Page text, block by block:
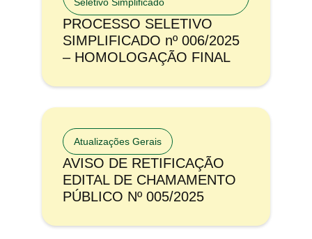
Seletivo Simplificado
PROCESSO SELETIVO
SIMPLIFICADO nº 006/2025
– HOMOLOGAÇÃO FINAL
Atualizações Gerais
AVISO DE RETIFICAÇÃO
EDITAL DE CHAMAMENTO
PÚBLICO Nº 005/2025